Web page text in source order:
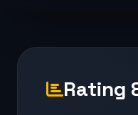
Rating